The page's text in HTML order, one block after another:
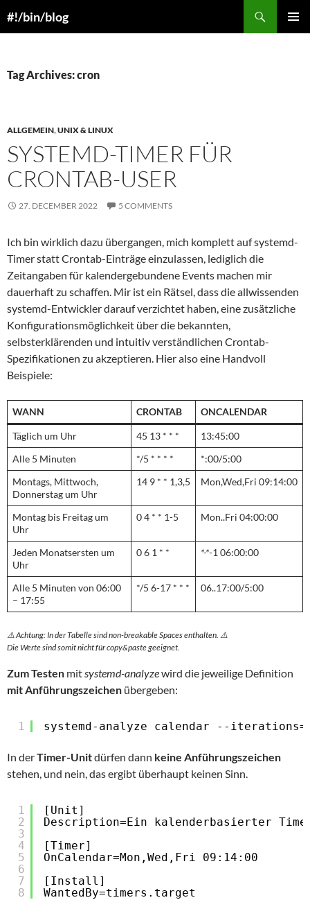
to#!/bin/blog
Tag Archives: cron
ALLGEMEIN,UNIX & LINUX
SYSTEMD-TIMER FÜR
CRONTAB-USER
27. DECEMBER 2022 5 COMMENTS
Ich bin wirklich dazu übergangen, mich komplett auf systemd-
Timer statt Crontab-Einträge einzulassen, lediglich die
Zeitangaben für kalendergebundene Events machen mir
dauerhaft zu schaffen. Mir ist ein Rätsel, dass die allwissenden
systemd-Entwickler darauf verzichtet haben, eine zusätzliche
Konfigurationsmöglichkeit über die bekannten,
selbsterklärenden und intuitiv verständlichen Crontab-
Spezifikationen zu akzeptieren. Hier also eine Handvoll
Beispiele:
WANN CRONTAB ONCALENDAR
Täglich um Uhr 45 13 * * *
13:45:00
Alle 5 Minuten
*/5 * * * *
*:00/5:00
Montags, Mittwoch,
Donnerstag um Uhr
14 9 * * 1,3,5 Mon,Wed,Fri 09:14:00
Montag bis Freitag um
Uhr
0 4 * * 1-5 Mon..Fri 04:00:00
Jeden Monatsersten um
Uhr
0 6 1 * * *-*-1 06:00:00
Alle 5 Minuten von 06:00
– 17:55
*/5 6-17 * * * 06..17:00/5:00
⚠️ Achtung: In der Tabelle sind non-breakable Spaces enthalten. ⚠️
Die Werte sind somit nicht für copy&paste geeignet.
Zum Testen mitsystemd-analyzewird die jeweilige Definition
mit Anführungszeichen übergeben:
1 systemd-analyze calendar --
In derTimer-Unitdürfen dann keine Anführungszeichen
stehen, und nein, das ergibt überhaupt keinen Sinn.
1
2
3
4
5
6
7
8
[Unit]
Description=Ein kalenderbasierter
[Timer]
OnCalendar=Mon,Wed,Fri 09:14:00
[Install]
WantedBy=timers.target